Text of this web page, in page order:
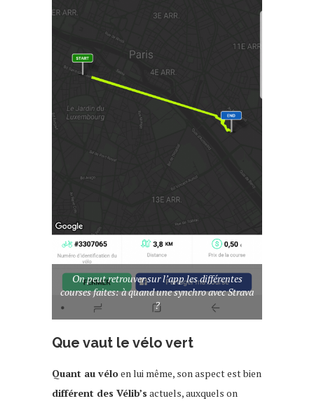
On peut retrouver sur l’app les différentes
courses faites: à quand une synchro avec Strava
?
Que vaut le vélo vert
Quant au véloen lui même, son aspect est bien
différent des Vélib’s actuels, auxquels on